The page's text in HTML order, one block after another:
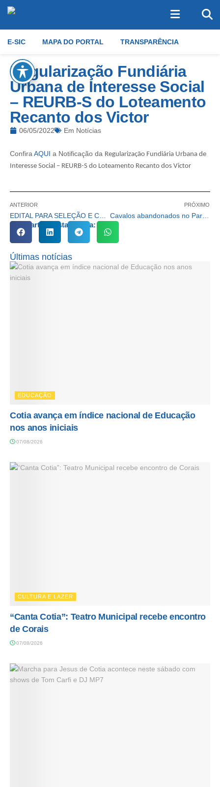
E-SIC MAPA DO PORTAL TRANSPARÊNCIA
Regularização Fundiária
Urbana de Interesse Social
– REURB-S do Loteamento
Recanto dos Victor
06/05/2022 Em Notícias
Confira AQUI a Notificação da Regularização Fundiária Urbana de
Interesse Social – REURB-S do Loteamento Recanto dos Victor
ANTERIOR PRÓXIMO
Cavalos abandonados no Parque Rincão ganham um novo lar
Compartilhe esta notícia:
Últimas notícias
EDUCAÇÃO
Cotia avança em índice nacional de Educação
nos anos iniciais
07/08/2026
CULTURA E LAZER
“Canta Cotia”: Teatro Municipal recebe encontro
de Corais
07/08/2026